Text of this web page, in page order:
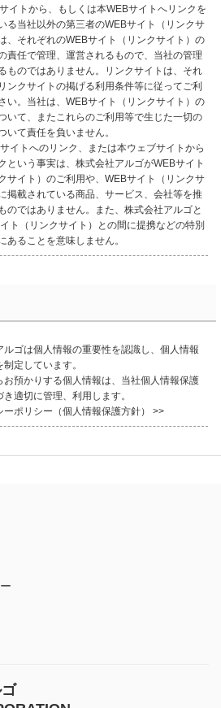
イトから、もしくは本WEBサイトへリンクを
る当社以外の第三者のWEBサイト（リンクサ
、それぞれのWEBサイト（リンクサイト）の
責任で管理、運営されるもので、当社の管理
ものではありません。リンクサイトは、それ
ンクサイトの掲げる利用条件等に従ってご利
い。当社は、WEBサイト（リンクサイト）の
いて、またこれらのご利用等で生じた一切の
いて責任を負いません。
イトへのリンク、または本ウェブサイトから
という事実は、株式会社アルゴがWEBサイト
クサイト）のご利用や、WEBサイト（リンクサ
掲載されている商品、サービス、会社等を推
のではありません。また、株式会社アルゴと
ト（リンクサイト）との間に提携などの特別
あることを意味しません。
ルゴは個人情報の重要性を認識し、個人情報
定しています。
お預かりする個人情報は、当社個人情報保護
適切に管理、利用します。
ーポリシー（個人情報保護方針） >>